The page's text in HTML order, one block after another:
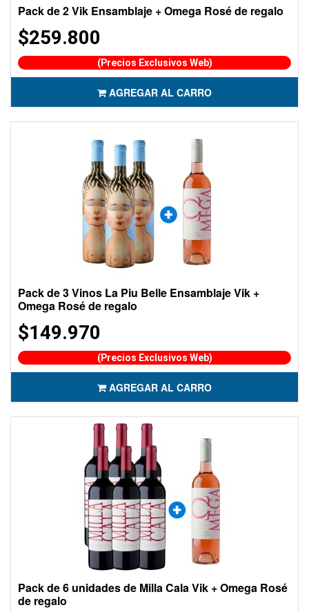
Pack de 2 Vik Ensamblaje + Omega Rosé de regalo
$259.800
(Precios Exclusivos Web)
AGREGAR AL CARRO
Pack de 3 Vinos La Piu Belle Ensamblaje Vik +
Omega Rosé de regalo
$149.970
(Precios Exclusivos Web)
AGREGAR AL CARRO
Pack de 6 unidades de Milla Cala Vik + Omega Rosé
de regalo